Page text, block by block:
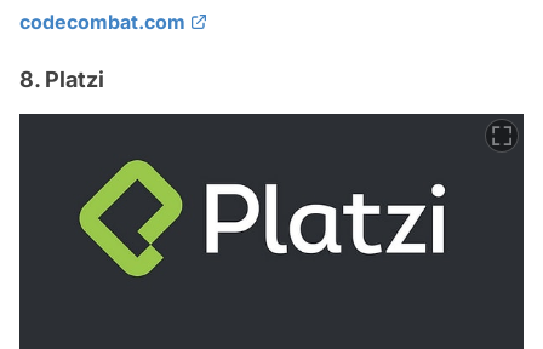
codecombat.com
8. Platzi